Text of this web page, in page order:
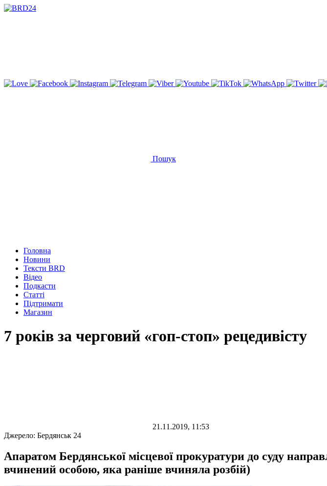
Пошук
Головна
Новини
Тексти BRD
Відео
Подкасти
Статті
Підтримати
Магазин
7 років за черговий «гоп-стоп» рецедивісту
21.11.2019, 11:53
Джерело: Бердянськ 24
Апаратом Бердянської місцевої прокуратури до суду
вчинений особою, яка раніше вчиняла розбій)